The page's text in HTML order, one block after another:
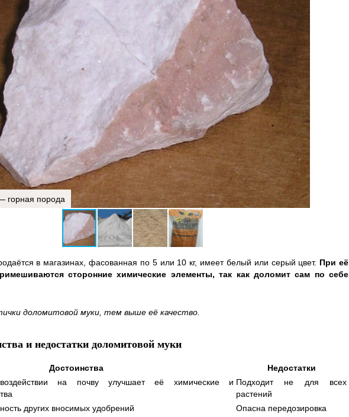
горная порода
в магазинах, фасованная по 5 или 10 кг, имеет белый или серый цвет. При её
сторонние химические элементы, так как доломит сам по себе
доломитовой муки, тем выше её качество.
и недостатки доломитовой муки
Достоинства
Недостатки
на почву улучшает её химические и Подходит не для всех
растений
других вносимых удобрений
Опасна передозировка